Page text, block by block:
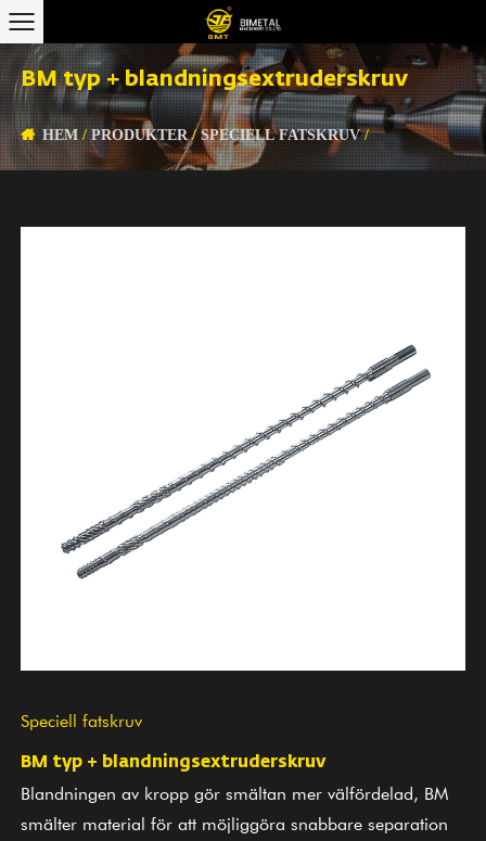
BM typ + blandningsextruderskruv
HEM /PRODUKTER /SPECIELL FATSKRUV/
Speciell fatskruv
BM typ + blandningsextruderskruv
Blandningen av kropp gör smältan mer välfördelad, BM
smälter material för att möjliggöra snabbare separation